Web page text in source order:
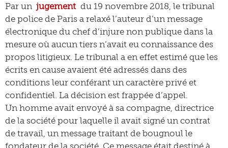
Par un jugement du 19 novembre 2018, le tribunal
de police de Paris a relaxé l’auteur d’un message
électronique du chef d’injure non publique dans la
mesure où aucun tiers n’avait eu connaissance des
propos litigieux. Le tribunal a en effet estimé que les
écrits en cause avaient été adressés dans des
conditions leur conférant un caractère privé et
confidentiel. La décision est frappée d’appel.
Un homme avait envoyé à sa compagne, directrice
de la société pour laquelle il avait signé un contrat
de travail, un message traitant de bougnoul le
fondateur de la société. Ce message était destiné à